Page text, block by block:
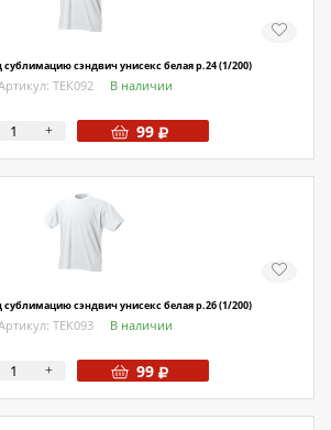
сэндвич унисекс белая р.24 (1/200)
ТЕК092 В наличии
+ 99
сэндвич унисекс белая р.26 (1/200)
ТЕК093 В наличии
+ 99